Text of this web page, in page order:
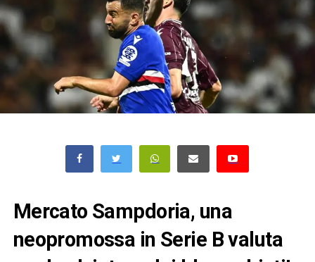
Mercato Sampdoria, una
neopromossa in Serie B valuta